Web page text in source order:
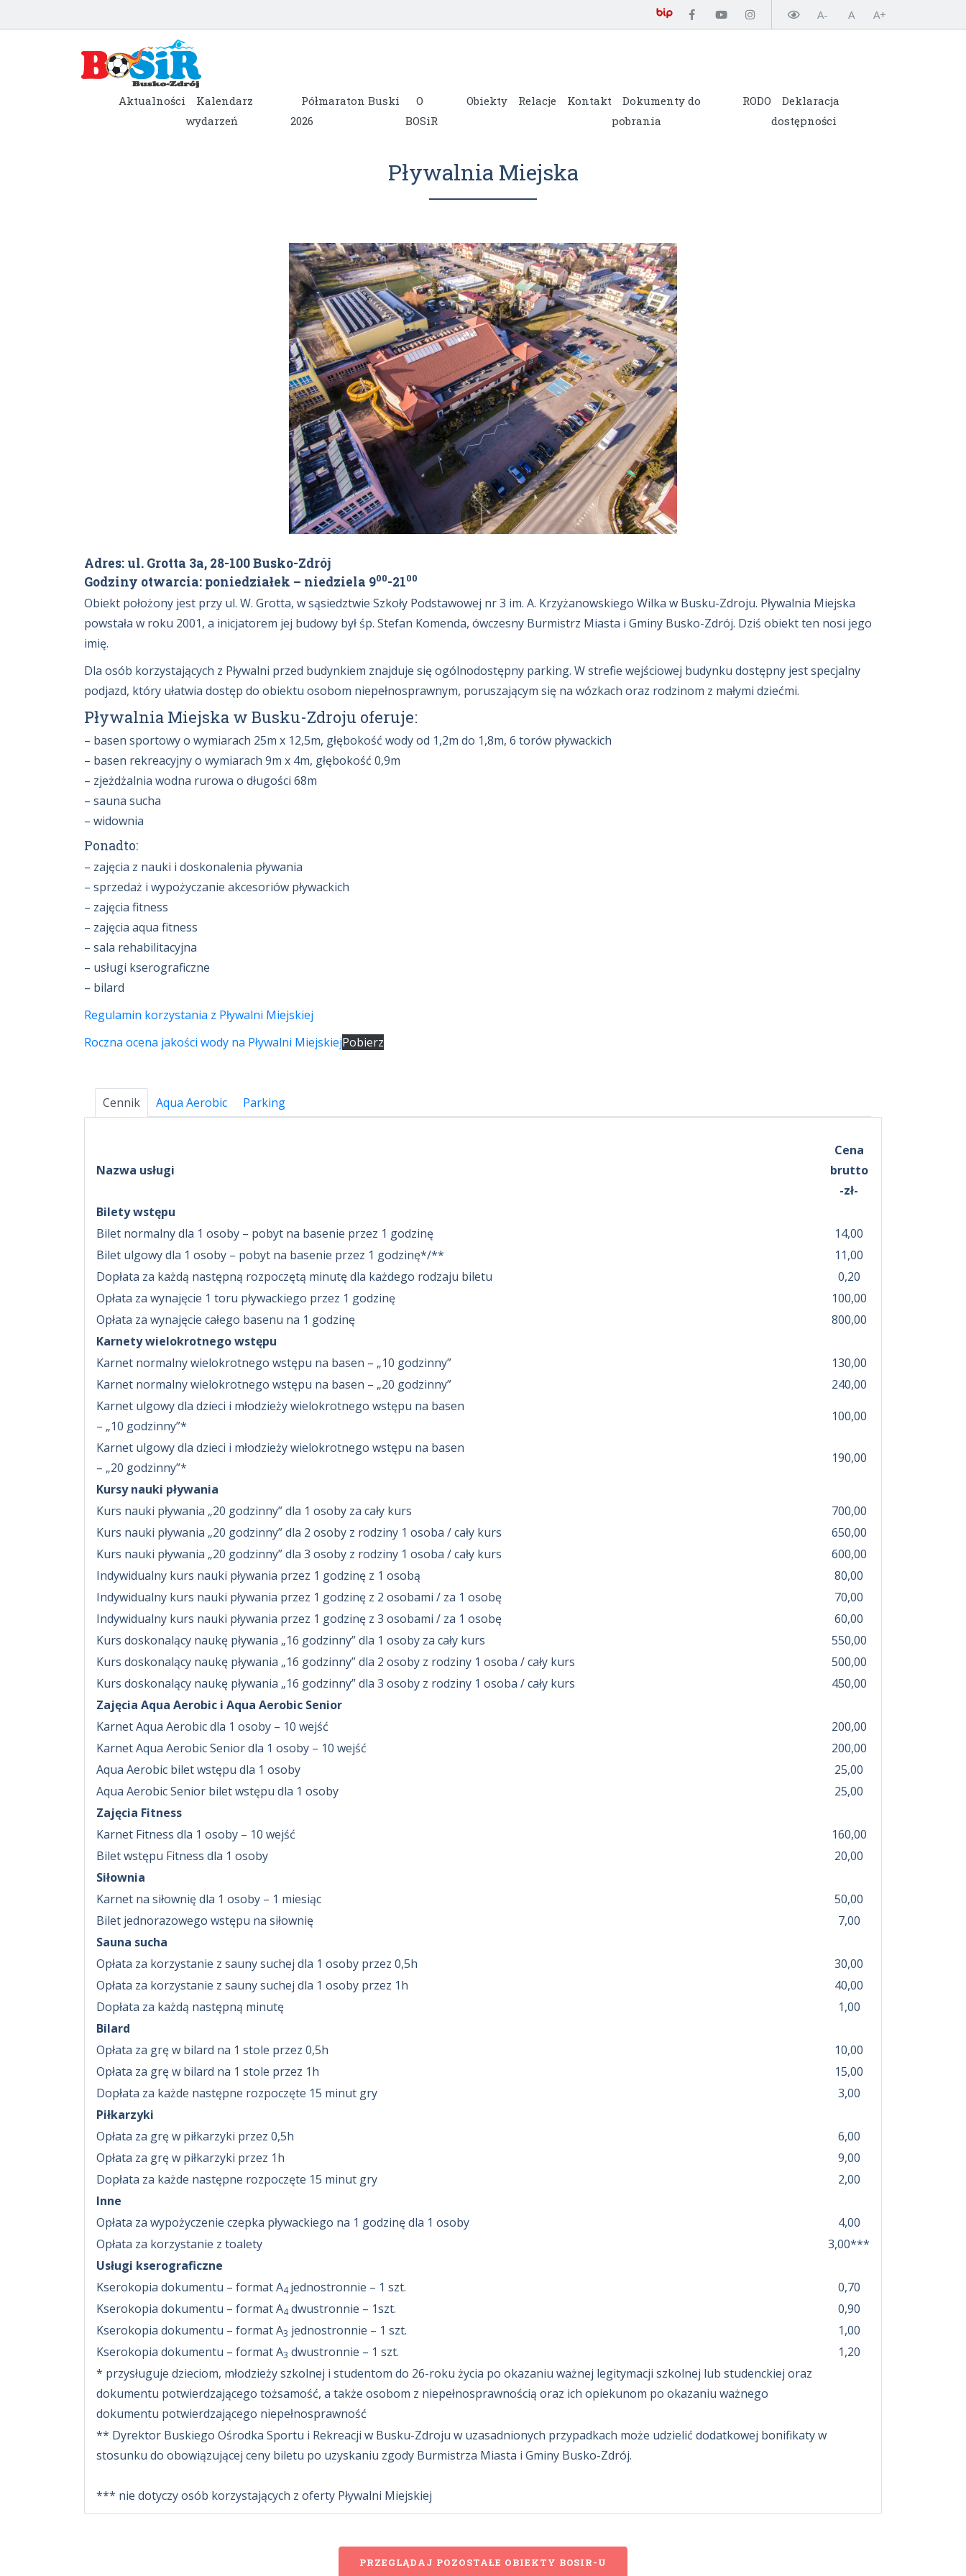
A- A A+
Aktualności
Kalendarz
wydarzeń
Półmaraton Buski
2026
O
BOSiR
Obiekty Relacje Kontakt
Dokumenty do
pobrania
RODO
Deklaracja
dostępności
Pływalnia Miejska
Adres: ul. Grotta 3a, 28-100 Busko-Zdrój
Godziny otwarcia: poniedziałek – niedziela 900-2100
Obiekt położony jest przy ul. W. Grotta, w sąsiedztwie Szkoły Podstawowej nr 3 im. A. Krzyżanowskiego Wilka w Busku-Zdroju. Pływalnia Miejska
powstała w roku 2001, a inicjatorem jej budowy był śp. Stefan Komenda, ówczesny Burmistrz Miasta i Gminy Busko-Zdrój. Dziś obiekt ten nosi jego
imię.
Dla osób korzystających z Pływalni przed budynkiem znajduje się ogólnodostępny parking. W strefie wejściowej budynku dostępny jest specjalny
podjazd, który ułatwia dostęp do obiektu osobom niepełnosprawnym, poruszającym się na wózkach oraz rodzinom z małymi dziećmi.
Pływalnia Miejska w Busku-Zdroju oferuje:
– basen sportowy o wymiarach 25m x 12,5m, głębokość wody od 1,2m do 1,8m, 6 torów pływackich
– basen rekreacyjny o wymiarach 9m x 4m, głębokość 0,9m
– zjeżdżalnia wodna rurowa o długości 68m
– sauna sucha
– widownia
Ponadto:
– zajęcia z nauki i doskonalenia pływania
– sprzedaż i wypożyczanie akcesoriów pływackich
– zajęcia fitness
– zajęcia aqua fitness
– sala rehabilitacyjna
– usługi kserograficzne
– bilard
Regulamin korzystania z Pływalni Miejskiej
Roczna ocena jakości wody na Pływalni MiejskiejPobierz
Cennik Aqua Aerobic Parking
Nazwa usługi
Cena
brutto
-zł-
Bilety wstępu
Bilet normalny dla 1 osoby – pobyt na basenie przez 1 godzinę
14,00
Bilet ulgowy dla 1 osoby – pobyt na basenie przez 1 godzinę*/**
11,00
Dopłata za każdą następną rozpoczętą minutę dla każdego rodzaju biletu
0,20
Opłata za wynajęcie 1 toru pływackiego przez 1 godzinę
100,00
Opłata za wynajęcie całego basenu na 1 godzinę
800,00
Karnety wielokrotnego wstępu
Karnet normalny wielokrotnego wstępu na basen – „10 godzinny”
130,00
Karnet normalny wielokrotnego wstępu na basen – „20 godzinny”
240,00
Karnet ulgowy dla dzieci i młodzieży wielokrotnego wstępu na basen
– „10 godzinny”*
100,00
Karnet ulgowy dla dzieci i młodzieży wielokrotnego wstępu na basen
– „20 godzinny”*
190,00
Kursy nauki pływania
Kurs nauki pływania „20 godzinny” dla 1 osoby za cały kurs
700,00
Kurs nauki pływania „20 godzinny” dla 2 osoby z rodziny 1 osoba / cały kurs
650,00
Kurs nauki pływania „20 godzinny” dla 3 osoby z rodziny 1 osoba / cały kurs
600,00
Indywidualny kurs nauki pływania przez 1 godzinę z 1 osobą
80,00
Indywidualny kurs nauki pływania przez 1 godzinę z 2 osobami / za 1 osobę
70,00
Indywidualny kurs nauki pływania przez 1 godzinę z 3 osobami / za 1 osobę
60,00
Kurs doskonalący naukę pływania „16 godzinny” dla 1 osoby za cały kurs
550,00
Kurs doskonalący naukę pływania „16 godzinny” dla 2 osoby z rodziny 1 osoba / cały kurs
500,00
Kurs doskonalący naukę pływania „16 godzinny” dla 3 osoby z rodziny 1 osoba / cały kurs
450,00
Zajęcia Aqua Aerobic i Aqua Aerobic Senior
Karnet Aqua Aerobic dla 1 osoby – 10 wejść
200,00
Karnet Aqua Aerobic Senior dla 1 osoby – 10 wejść
200,00
Aqua Aerobic bilet wstępu dla 1 osoby
25,00
Aqua Aerobic Senior bilet wstępu dla 1 osoby
25,00
Zajęcia Fitness
Karnet Fitness dla 1 osoby – 10 wejść
160,00
Bilet wstępu Fitness dla 1 osoby
20,00
Siłownia
Karnet na siłownię dla 1 osoby – 1 miesiąc
50,00
Bilet jednorazowego wstępu na siłownię
7,00
Sauna sucha
Opłata za korzystanie z sauny suchej dla 1 osoby przez 0,5h
30,00
Opłata za korzystanie z sauny suchej dla 1 osoby przez 1h
40,00
Dopłata za każdą następną minutę
1,00
Bilard
Opłata za grę w bilard na 1 stole przez 0,5h
10,00
Opłata za grę w bilard na 1 stole przez 1h
15,00
Dopłata za każde następne rozpoczęte 15 minut gry
3,00
Piłkarzyki
Opłata za grę w piłkarzyki przez 0,5h
6,00
Opłata za grę w piłkarzyki przez 1h
9,00
Dopłata za każde następne rozpoczęte 15 minut gry
2,00
Inne
Opłata za wypożyczenie czepka pływackiego na 1 godzinę dla 1 osoby
4,00
Opłata za korzystanie z toalety
3,00***
Usługi kserograficzne
Kserokopia dokumentu – format A4jednostronnie – 1 szt.
0,70
Kserokopia dokumentu – format A4 dwustronnie – 1szt.
0,90
Kserokopia dokumentu – format A3 jednostronnie – 1 szt.
1,00
Kserokopia dokumentu – format A3 dwustronnie – 1 szt.
1,20
* przysługuje dzieciom, młodzieży szkolnej i studentom do 26-roku życia po okazaniu ważnej legitymacji szkolnej lub studenckiej oraz
dokumentu potwierdzającego tożsamość, a także osobom z niepełnosprawnością oraz ich opiekunom po okazaniu ważnego
dokumentu potwierdzającego niepełnosprawność
** Dyrektor Buskiego Ośrodka Sportu i Rekreacji w Busku-Zdroju w uzasadnionych przypadkach może udzielić dodatkowej bonifikaty w
stosunku do obowiązującej ceny biletu po uzyskaniu zgody Burmistrza Miasta i Gminy Busko-Zdrój.
*** nie dotyczy osób korzystających z oferty Pływalni Miejskiej
PRZEGLĄDAJ POZOSTAŁE OBIEKTY BOSIR-U